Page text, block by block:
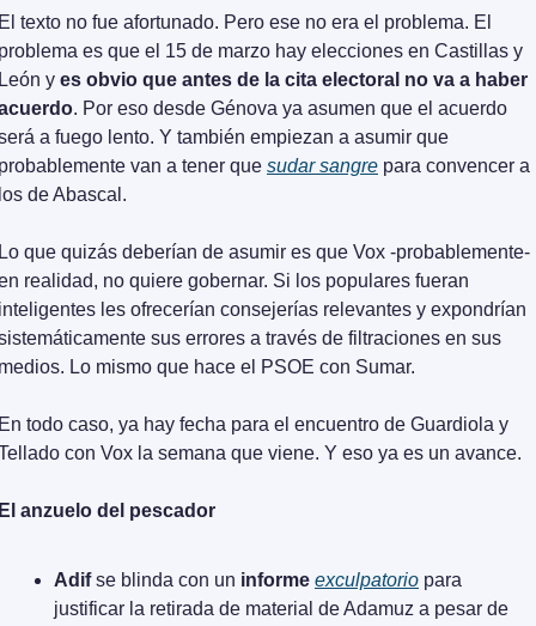
texto no fue afortunado. Pero ese no era el problema. El
es que el 15 de marzo hay elecciones en Castillas y
y es obvio que antes de la cita electoral no va a haber
. Por eso desde Génova ya asumen que el acuerdo
a fuego lento. Y también empiezan a asumir que
van a tener que sudar sangre para convencer a
de Abascal.
que quizás deberían de asumir es que Vox -probablemente-
realidad, no quiere gobernar. Si los populares fueran
les ofrecerían consejerías relevantes y expondrían
sus errores a través de filtraciones en sus
Lo mismo que hace el PSOE con Sumar.
todo caso, ya hay fecha para el encuentro de Guardiola y
con Vox la semana que viene. Y eso ya es un avance.
anzuelo del pescador
Adif se blinda con un informe exculpatorio para
justificar la retirada de material de Adamuz a pesar de